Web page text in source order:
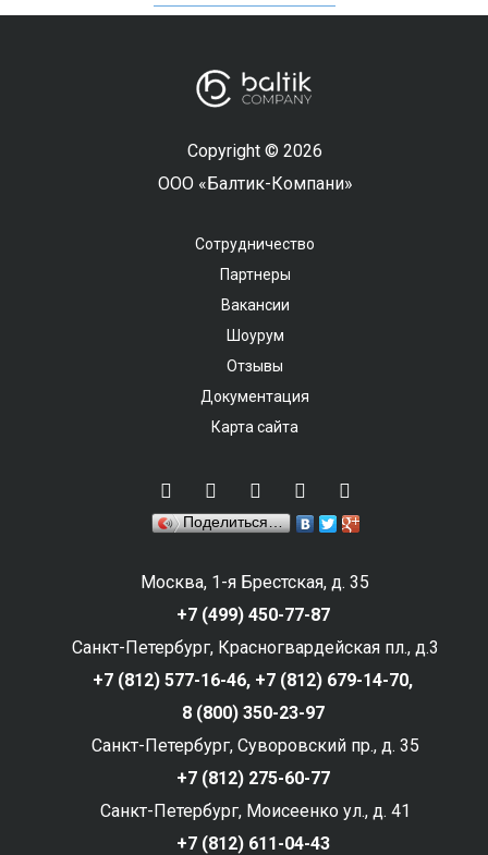
Copyright © 2026
ООО «Балтик-Компани»
Сотрудничество
Партнеры
Вакансии
Шоурум
Отзывы
Документация
Карта сайта
Поделиться…
Москва, 1-я Брестская, д. 35
+7 (499) 450-77-87
Санкт-Петербург, Красногвардейская пл., д.3
+7 (812) 577-16-46, +7 (812) 679-14-70,
8 (800) 350-23-97
Санкт-Петербург, Суворовский пр., д. 35
+7 (812) 275-60-77
Санкт-Петербург, Моисеенко ул., д. 41
+7 (812) 611-04-43